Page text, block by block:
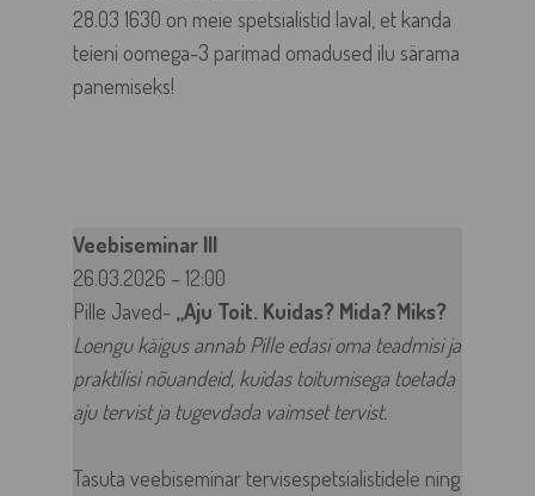
28.03 1630 on meie spetsialistid laval, et kanda
teieni oomega-3 parimad omadused ilu särama
panemiseks!
Veebiseminar III
26.03.2026 – 12:00
Pille Javed- „Aju Toit. Kuidas? Mida? Miks?
Loengu käigus annab Pille edasi oma teadmisi ja
praktilisi nõuandeid, kuidas toitumisega toetada
aju tervist ja tugevdada vaimset tervist.
Tasuta veebiseminar tervisespetsialistidele ning